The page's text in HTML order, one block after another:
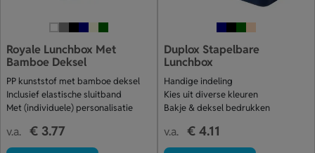
Royale Lunchbox Met
Bamboe Deksel
PP kunststof met bamboe deksel
Inclusief elastische sluitband
Met (individuele) personalisatie
v.a. € 3.77
Duplox Stapelbare
Lunchbox
Handige indeling
Kies uit diverse kleuren
Bakje & deksel bedrukken
v.a. € 4.11